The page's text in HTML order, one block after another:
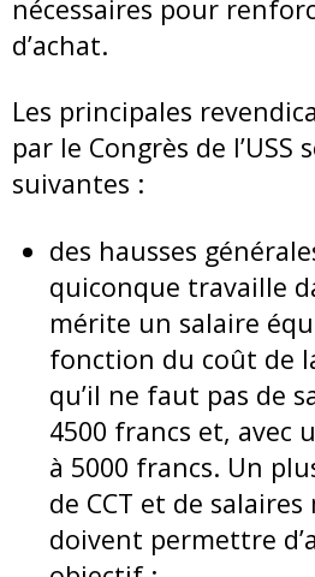
nécessaires pour
d’achat.
Les principales
par le Congrès de l’USS
suivantes :
des hausses
quiconque travaille
mérite un salaire
fonction du coût de
qu’il ne faut pas de
4500 francs et, avec
à 5000 francs. Un
de CCT et de
doivent permettre